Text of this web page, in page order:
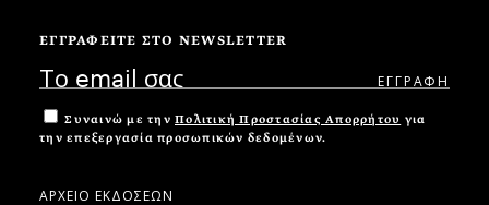
ΕΓΓΡΑΦΕΙΤΕ ΣΤΟ NEWSLETTER
Συναινώ με την Πολιτική Προστασίας Απορρήτου για
την επεξεργασία προσωπικών δεδομένων.
ΑΡΧΕΙΟ ΕΚΔΟΣΕΩΝ